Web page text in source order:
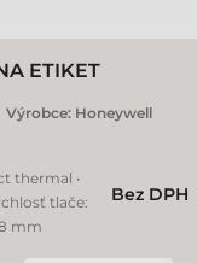
ETIKET
Výrobce: Honeywell
thermal •
tlače:
mm
Bez DPH